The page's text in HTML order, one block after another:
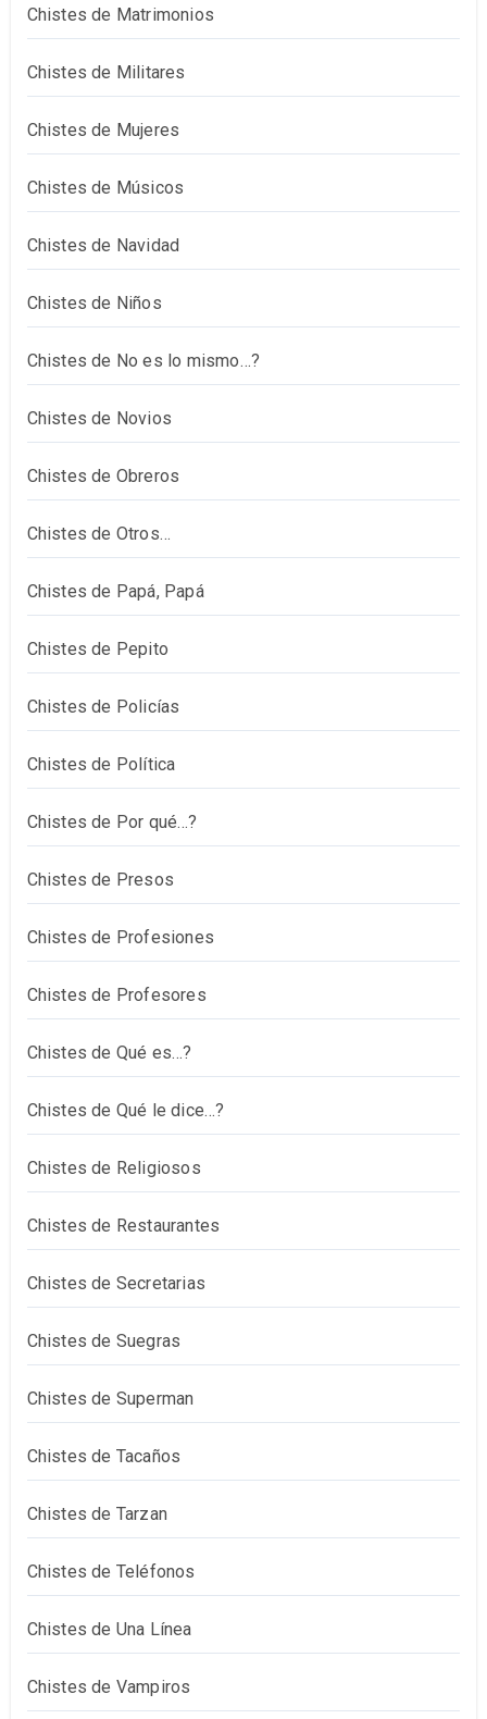
Chistes de Matrimonios
Chistes de Militares
Chistes de Mujeres
Chistes de Músicos
Chistes de Navidad
Chistes de Niños
Chistes de No es lo mismo…?
Chistes de Novios
Chistes de Obreros
Chistes de Otros…
Chistes de Papá, Papá
Chistes de Pepito
Chistes de Policías
Chistes de Política
Chistes de Por qué…?
Chistes de Presos
Chistes de Profesiones
Chistes de Profesores
Chistes de Qué es…?
Chistes de Qué le dice…?
Chistes de Religiosos
Chistes de Restaurantes
Chistes de Secretarias
Chistes de Suegras
Chistes de Superman
Chistes de Tacaños
Chistes de Tarzan
Chistes de Teléfonos
Chistes de Una Línea
Chistes de Vampiros